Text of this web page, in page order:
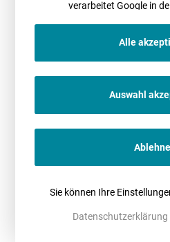
Christian Falke
20.05.2021
11.00-12.30 Uhr
Terminübersicht
Zurück zur Termin-Übersicht
verarbeitet Google in
Alle
Auswahl
Sie können Ihre
Datenschutzerklärung